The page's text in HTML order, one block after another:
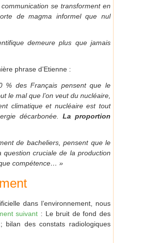
se transforment en
de magma informel que nul
demeure plus que jamais
phrase d’Etienne :
% des Français pensent que le
le mal que l’on veut du nucléaire,
climatique et nucléaire est tout
décarbonée.La proportion
de bacheliers, pensent que le
cruciale de la production
compétence… »
dans l’environnement, nous
suivant : Le bruit de fond des
bilan des constats radiologiques